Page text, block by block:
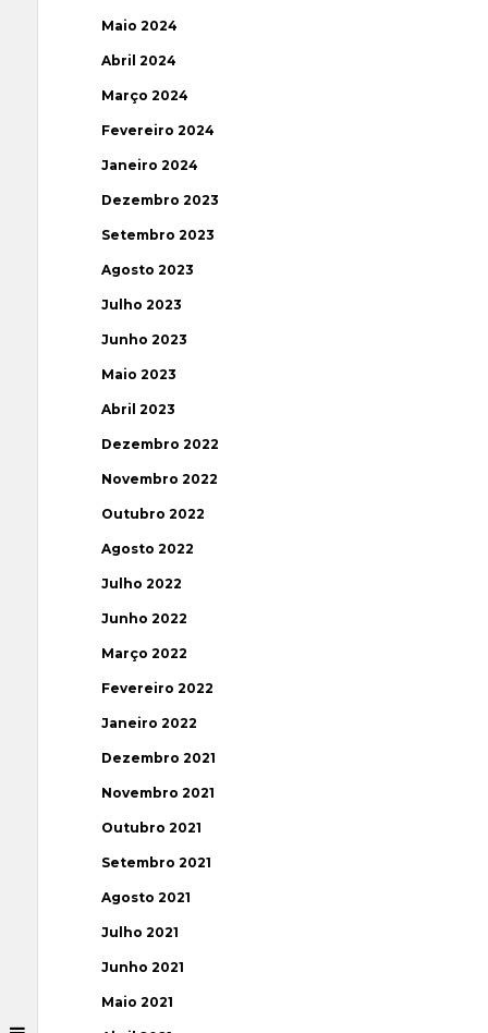
Maio 2024
Abril 2024
Março 2024
Fevereiro 2024
Janeiro 2024
Dezembro 2023
Setembro 2023
Agosto 2023
Julho 2023
Junho 2023
Maio 2023
Abril 2023
Dezembro 2022
Novembro 2022
Outubro 2022
Agosto 2022
Julho 2022
Junho 2022
Março 2022
Fevereiro 2022
Janeiro 2022
Dezembro 2021
Novembro 2021
Outubro 2021
Setembro 2021
Agosto 2021
Julho 2021
Junho 2021
Maio 2021